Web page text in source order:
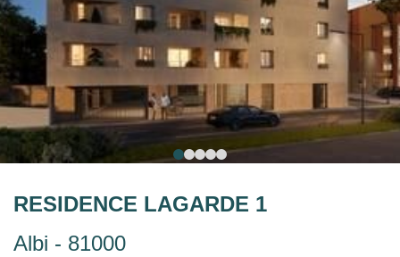
RESIDENCE LAGARDE 1
Albi - 81000